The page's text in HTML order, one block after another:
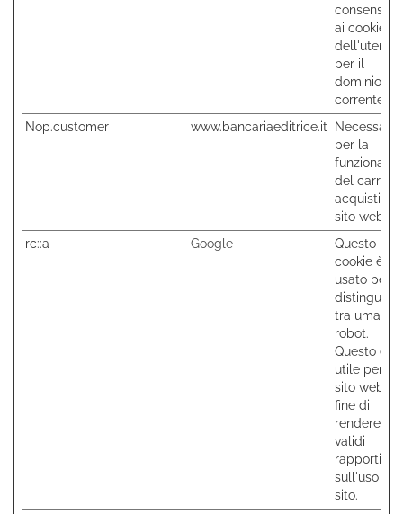
consenso
ai cookie
dell'utente
per il
dominio
corrente
Nop.customer
www.bancariaeditrice.it
Necessario
per la
funzionalità
del carrello
acquisti sul
sito web.
rc::a
Google
Questo
cookie è
usato per
distinguere
tra umani e
robot.
Questo è
utile per il
sito web, al
fine di
rendere
validi
rapporti
sull'uso del
sito.